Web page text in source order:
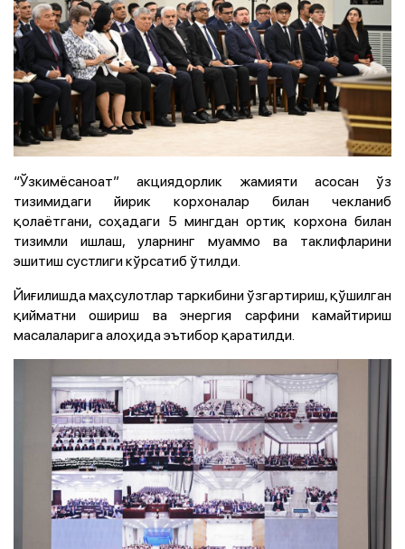
“Ўзкимёсаноат” акциядорлик жамияти асосан ўз
тизимидаги йирик корхоналар билан чекланиб
қолаётгани, соҳадаги 5 мингдан ортиқ корхона билан
тизимли ишлаш, уларнинг муаммо ва таклифларини
эшитиш сустлиги кўрсатиб ўтилди.
Йиғилишда маҳсулотлар таркибини ўзгартириш, қўшилган
қийматни ошириш ва энергия сарфини камайтириш
масалаларига алоҳида эътибор қаратилди.